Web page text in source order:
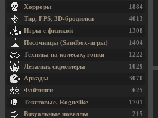
1884
Хорроры
4013
Тир, FPS, 3D-бродилки
1308
Игры с физикой
1404
Песочницы (Sandbox-игры)
1222
Техника на колесах, гонки
1029
Леталки, скроллеры
3070
Аркады
625
Файтинги
1701
Текстовые, Roguelike
215
Визуальные новеллы